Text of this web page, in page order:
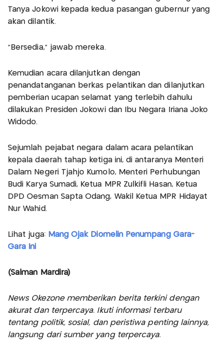
Tanya Jokowi kepada kedua pasangan gubernur yang
akan dilantik.
"Bersedia," jawab mereka.
Kemudian acara dilanjutkan dengan
penandatanganan berkas pelantikan dan dilanjutkan
pemberian ucapan selamat yang terlebih dahulu
dilakukan Presiden Jokowi dan Ibu Negara Iriana Joko
Widodo.
Sejumlah pejabat negara dalam acara pelantikan
kepala daerah tahap ketiga ini, di antaranya Menteri
Dalam Negeri Tjahjo Kumolo, Menteri Perhubungan
Budi Karya Sumadi, Ketua MPR Zulkifli Hasan, Ketua
DPD Oesman Sapta Odang, Wakil Ketua MPR Hidayat
Nur Wahid.
Lihat juga: Mang Ojak Diomelin Penumpang Gara-
Gara Ini
(Salman Mardira)
News Okezone memberikan berita terkini dengan
akurat dan terpercaya. Ikuti informasi terbaru
tentang politik, sosial, dan peristiwa penting lainnya,
langsung dari sumber yang terpercaya.